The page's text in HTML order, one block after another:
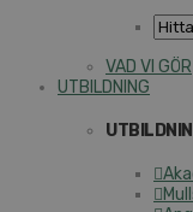
VAD VI GÖR
UTBILDNING